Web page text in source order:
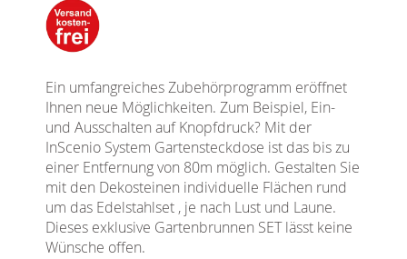
Ein umfangreiches Zubehörprogramm eröffnet
Ihnen neue Möglichkeiten. Zum Beispiel, Ein-
und Ausschalten auf Knopfdruck? Mit der
InScenio System Gartensteckdose ist das bis zu
einer Entfernung von 80m möglich. Gestalten Sie
mit den Dekosteinen individuelle Flächen rund
um das Edelstahlset , je nach Lust und Laune.
Dieses exklusive Gartenbrunnen SET lässt keine
Wünsche offen.